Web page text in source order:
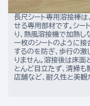
長尺シート専用溶接棒
せる専用部材です。シ
り、熱風溶接機で加熱し
一枚のシートのように接
するのを防ぎ、歩行の
りません。溶接後は床
とんど目立たず、清掃も
店舗など、耐久性と美観